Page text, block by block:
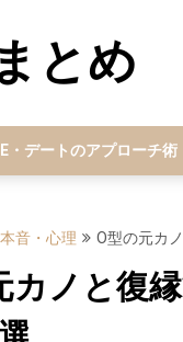
とめ
・デートのアプローチ術
音・心理 O型の元カ
カノと復